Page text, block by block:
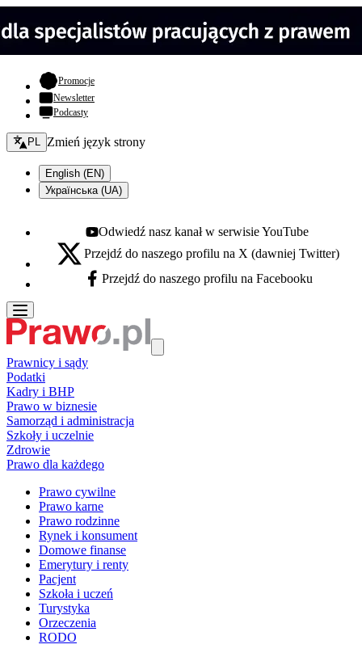
Promocje- otwiera się w nowej karcie
Newsletter
Podcasty
Zmień język - bieżący:
PL Zmień język strony
English (EN)
Українська (UA)
Youtube - otwiera się w nowej karcie
Odwiedź nasz kanał w serwisie YouTube
X - otwiera się w nowej karcie
Przejdź do naszego profilu na X (dawniej Twitter)
Facebook - otwiera się w nowej karcie
Przejdź do naszego profilu na Facebooku
Prawnicy i sądy
Podatki
Kadry i BHP
Prawo w biznesie
Samorząd i administracja
Szkoły i uczelnie
Zdrowie
Prawo dla każdego
Prawo cywilne
Prawo karne
Prawo rodzinne
Rynek i konsument
Domowe finanse
Emerytury i renty
Pacjent
Szkoła i uczeń
Turystyka
Orzeczenia
RODO